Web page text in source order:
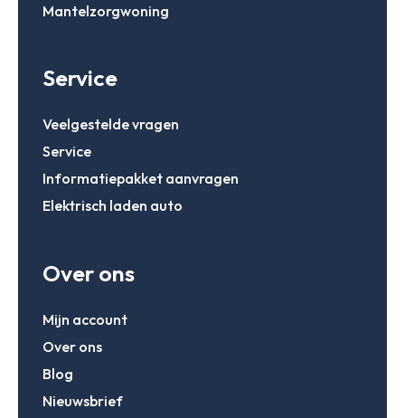
Mantelzorgwoning
Service
Veelgestelde vragen
Service
Informatiepakket aanvragen
Elektrisch laden auto
Over ons
Mijn account
Over ons
Blog
Nieuwsbrief